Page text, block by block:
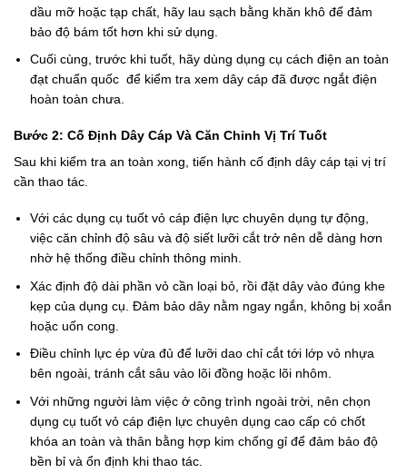
dầu mỡ hoặc tạp chất, hãy lau sạch bằng khăn khô để đảm
bảo độ bám tốt hơn khi sử dụng.
Cuối cùng, trước khi tuốt, hãy dùng dụng cụ cách điện an toàn
đạt chuẩn quốc để kiểm tra xem dây cáp đã được ngắt điện
hoàn toàn chưa.
Bước 2: Cố Định Dây Cáp Và Căn Chỉnh Vị Trí Tuốt
Sau khi kiểm tra an toàn xong, tiến hành cố định dây cáp tại vị trí
cần thao tác.
Với các dụng cụ tuốt vỏ cáp điện lực chuyên dụng tự động,
việc căn chỉnh độ sâu và độ siết lưỡi cắt trở nên dễ dàng hơn
nhờ hệ thống điều chỉnh thông minh.
Xác định độ dài phần vỏ cần loại bỏ, rồi đặt dây vào đúng khe
kẹp của dụng cụ. Đảm bảo dây nằm ngay ngắn, không bị xoắn
hoặc uốn cong.
Điều chỉnh lực ép vừa đủ để lưỡi dao chỉ cắt tới lớp vỏ nhựa
bên ngoài, tránh cắt sâu vào lõi đồng hoặc lõi nhôm.
Với những người làm việc ở công trình ngoài trời, nên chọn
dụng cụ tuốt vỏ cáp điện lực chuyên dụng cao cấp có chốt
khóa an toàn và thân bằng hợp kim chống gỉ để đảm bảo độ
bền bỉ và ổn định khi thao tác.